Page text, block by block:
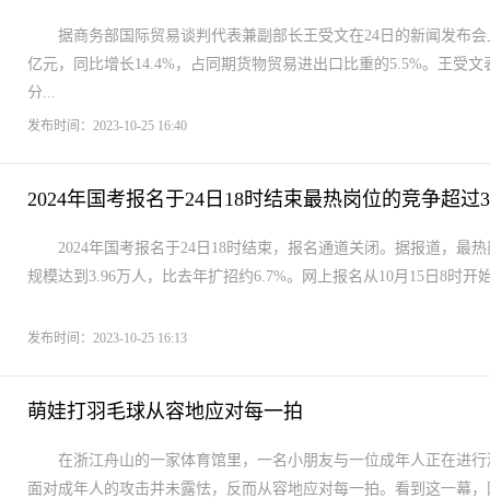
据商务部国际贸易谈判代表兼副部长王受文在24日的新闻发布
亿元，同比增长14.4%，占同期货物贸易进出口比重的5.5%。王受
分...
发布时间：2023-10-25 16:40
2024年国考报名于24日18时结束最热岗位的竞争超过
2024年国考报名于24日18时结束，报名通道关闭。据报道，最
规模达到3.96万人，比去年扩招约6.7%。网上报名从10月15日8时
发布时间：2023-10-25 16:13
萌娃打羽毛球从容地应对每一拍
在浙江舟山的一家体育馆里，一名小朋友与一位成年人正在进
面对成年人的攻击并未露怯，反而从容地应对每一拍。看到这一幕